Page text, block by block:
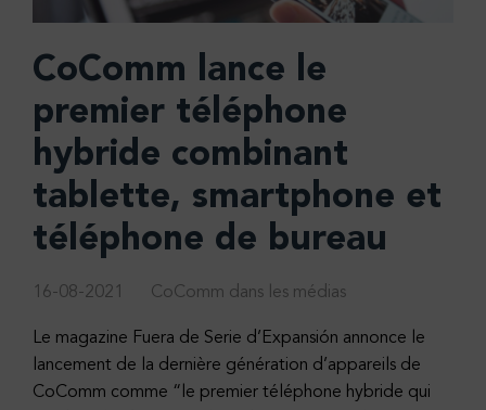
CoComm lance le
premier téléphone
hybride combinant
tablette, smartphone et
téléphone de bureau
16-08-2021 CoComm dans les médias
Le magazine Fuera de Serie d’Expansión annonce le
lancement de la dernière génération d’appareils de
CoComm comme “le premier téléphone hybride qui